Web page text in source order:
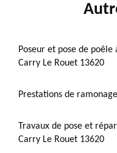
Poseur et pose de
Carry Le Rouet 13620
Prestations de
Travaux de pose et
Carry Le Rouet 13620